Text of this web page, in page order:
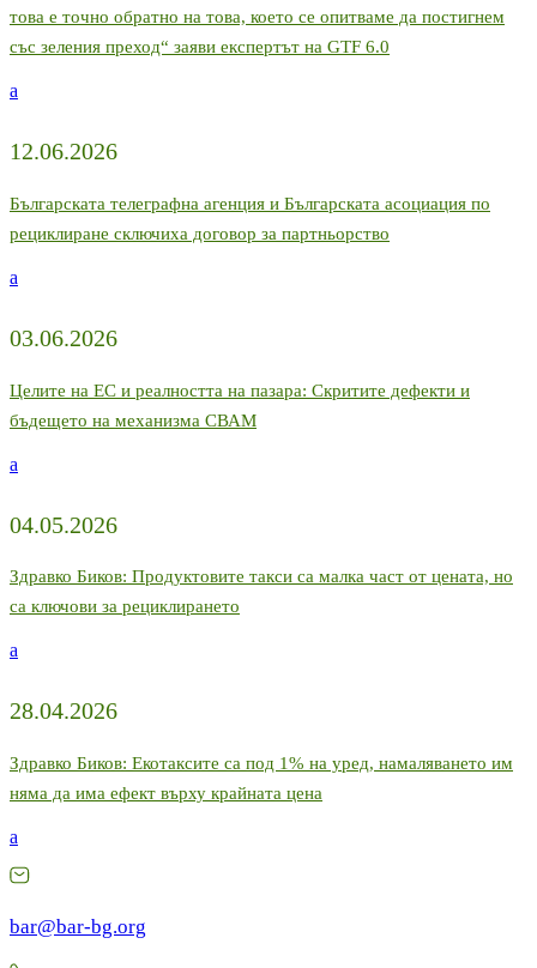
това е точно обратно на това, което се опитваме да постигнем
със зеления преход“ заяви експертът на GTF 6.0
a
12.06.2026
Българската телеграфна агенция и Българската асоциация по
рециклиране сключиха договор за партньорство
a
03.06.2026
Целите на ЕС и реалността на пазара: Скритите дефекти и
бъдещето на механизма СВАМ
a
04.05.2026
Здравко Биков: Продуктовите такси са малка част от цената, но
са ключови за рециклирането
a
28.04.2026
Здравко Биков: Екотаксите са под 1% на уред, намаляването им
няма да има ефект върху крайната цена
a
bar@bar-bg.org